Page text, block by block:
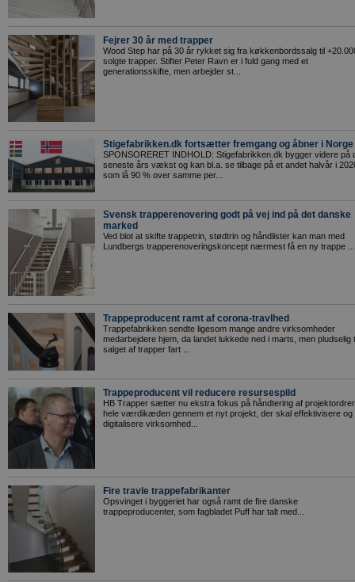
Fejrer 30 år med trapper
Wood Step har på 30 år rykket sig fra køkkenbordssalg til
solgte trapper. Stifter Peter Ravn er i fuld gang med et
generationsskifte, men arbejder st...
Stigefabrikken.dk fortsætter fremgang og åbner i Norge
SPONSORERET INDHOLD: Stigefabrikken.dk bygger videre på
seneste års vækst og kan bl.a. se tilbage på et andet halvår i
som lå 90 % over samme per...
Svensk trapperenovering godt på vej ind på det danske
marked
Ved blot at skifte trappetrin, stødtrin og håndlister kan man med
Lundbergs trapperenoveringskoncept nærmest få en ny trappe ...
Trappeproducent ramt af corona-travlhed
Trappefabrikken sendte ligesom mange andre virksomheder
medarbejdere hjem, da landet lukkede ned i marts, men pludselig
salget af trapper fart ...
Trappeproducent vil reducere resursespild
HB Trapper sætter nu ekstra fokus på håndtering af
hele værdikæden gennem et nyt projekt, der skal effektivisere og
digitalisere virksomhed...
Fire travle trappefabrikanter
Opsvinget i byggeriet har også ramt de fire danske
trappeproducenter, som fagbladet Puff har talt med...